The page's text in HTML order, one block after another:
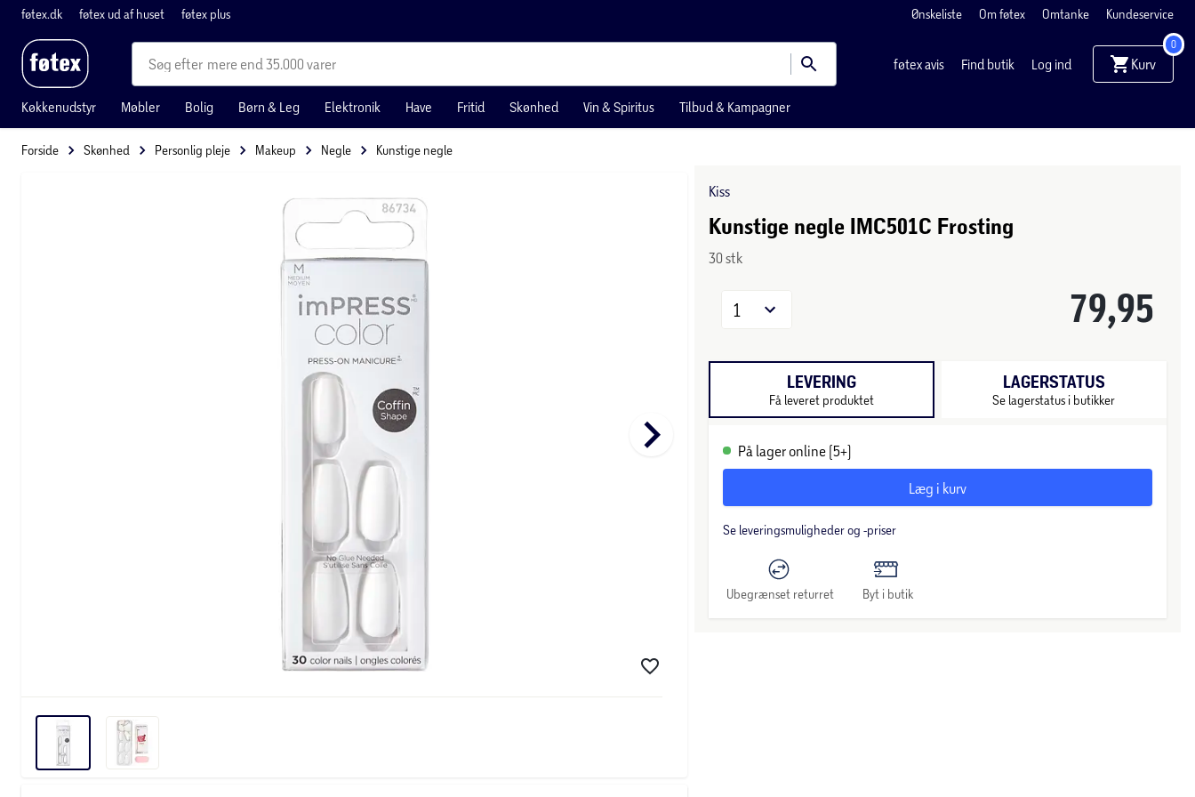
føtex.dk føtex ud af huset føtex plus Ønskeliste Om føtex Omtanke Kundeservice
mere end 35.000 varer føtex avis Find butik Log ind Kurv
0
Køkkenudstyr Møbler Bolig Børn & Leg Elektronik Have Fritid Skønhed Vin & Spiritus Tilbud & Kampagner
Forside Skønhed Personlig pleje Makeup Negle Kunstige negle
keyboard_arrow_right
Kiss
Kunstige negle IMC501C Frosting
30 stk
79,95
1
LEVERING
Få leveret produktet
LAGERSTATUS
Se lagerstatus i butikker
På lager online (5+)
Læg i kurv
Se leveringsmuligheder og -priser
Ubegrænset returret Byt i butik